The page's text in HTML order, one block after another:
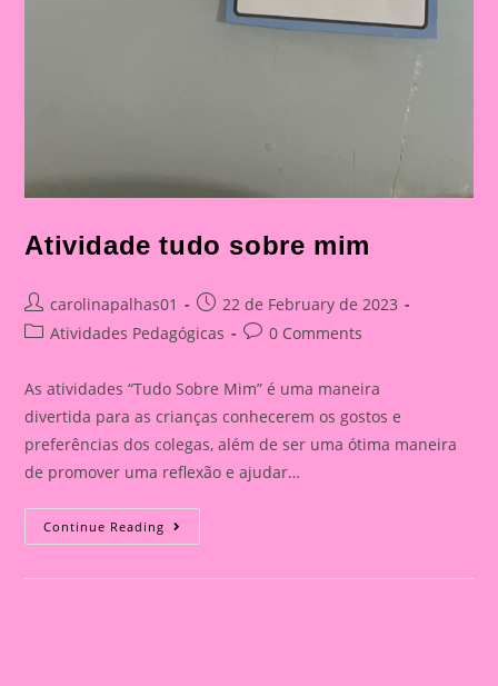
Atividade tudo sobre mim
Post
author:
carolinapalhas01
Post
published:
22 de February de 2023
PostAtividades Pedagógicas
Post0 Comments
As atividades “Tudo Sobre Mim” é uma maneira
divertida para as crianças conhecerem os gostos e
preferências dos colegas, além de ser uma ótima maneira
de promover uma reflexão e ajudar…
Continue Reading Atividade
Tudo
Mim